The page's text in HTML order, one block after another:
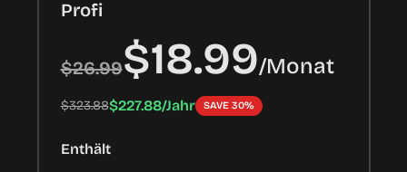
Profi
$26.99$18.99/Monat
$323.88$227.88/Jahr SAVE 30%
Enthält